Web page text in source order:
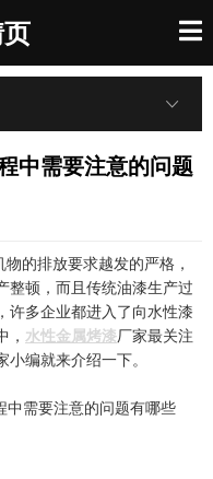
中需要注意的问题
的排放要求越发的严格，
整顿，而且传统油漆生产过
许多企业都进入了向水性漆
， 水性金属烤漆厂家最关注
编就来介绍一下。